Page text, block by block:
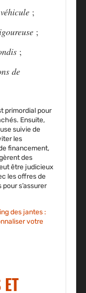
;
;
;
de
primordial pour
Ensuite,
suivie de
les
financement,
des
être judicieux
les offres de
s’assurer
des jantes :
votre